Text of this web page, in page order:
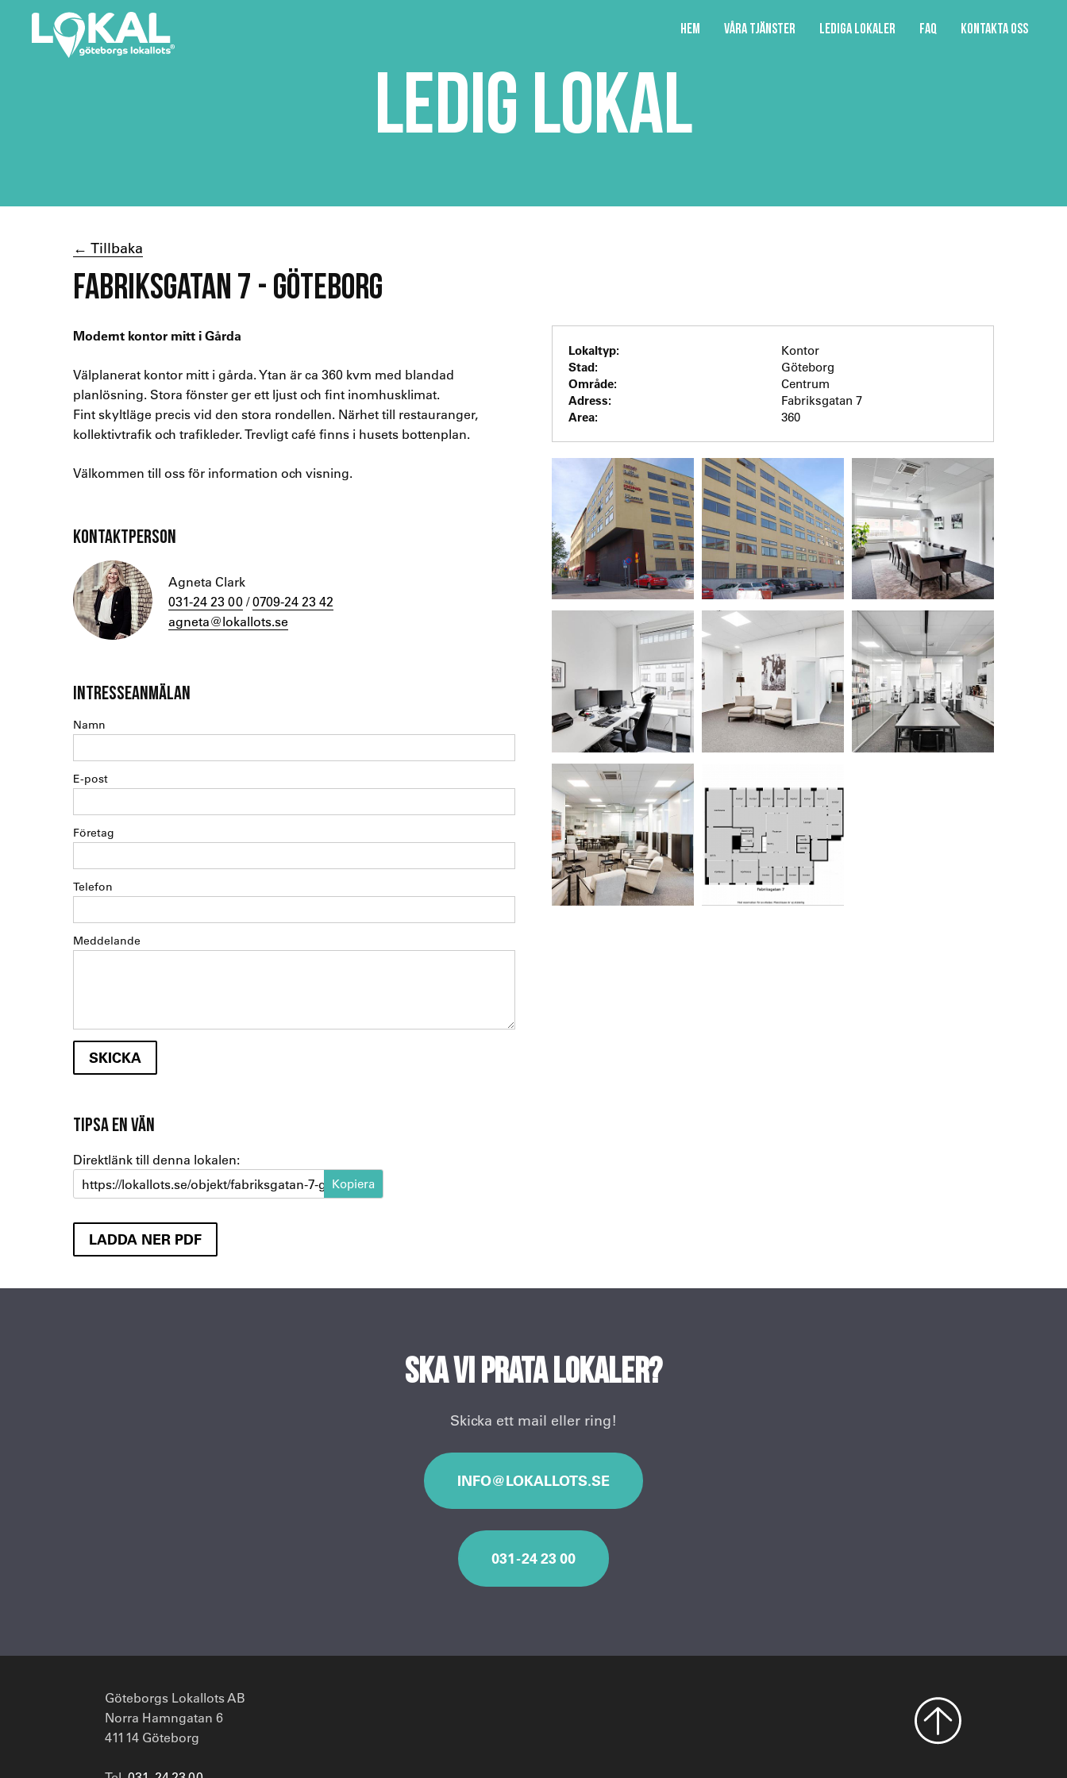
Hem Våra tjänster Lediga lokaler FAQ Kontakta oss
LEDIG LOKAL
← Tillbaka
FABRIKSGATAN 7 - GÖTEBORG
Modernt kontor mitt i Gårda
Välplanerat kontor mitt i gårda. Ytan är ca 360 kvm med blandad
planlösning. Stora fönster ger ett ljust och fint inomhusklimat.
Fint skyltläge precis vid den stora rondellen. Närhet till restauranger,
kollektivtrafik och trafikleder. Trevligt café finns i husets bottenplan.
Välkommen till oss för information och visning.
KONTAKTPERSON
Agneta Clark
031-24 23 00/0709-24 23 42
agneta@lokallots.se
INTRESSEANMÄLAN
Namn
E-post
Företag
Telefon
Meddelande
TIPSA EN VÄN
Direktlänk till denna lokalen:
https://lokallots.se/objekt/fabriksgatan-7-garda-1-2
LADDA NER PDF
Lokaltyp:
Kontor
Stad:
Göteborg
Område:
Centrum
Adress:
Fabriksgatan 7
Area:
360
Ska vi prata lokaler?
Skicka ett mail eller ring!
INFO@LOKALLOTS.SE
031 - 24 23 00
Göteborgs Lokallots AB
Norra Hamngatan 6
411 14 Göteborg